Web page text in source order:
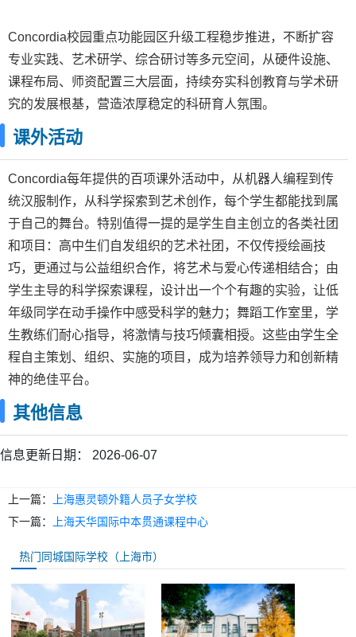
Concordia校园重点功能园区升级工程稳步推进，不断扩容
专业实践、艺术研学、综合研讨等多元空间，从硬件设施、
课程布局、师资配置三大层面，持续夯实科创教育与学术研
究的发展根基，营造浓厚稳定的科研育人氛围。
课外活动
Concordia每年提供的百项课外活动中，从机器人编程到传
统汉服制作，从科学探索到艺术创作，每个学生都能找到属
于自己的舞台。特别值得一提的是学生自主创立的各类社团
和项目：高中生们自发组织的艺术社团，不仅传授绘画技
巧，更通过与公益组织合作，将艺术与爱心传递相结合；由
学生主导的科学探索课程，设计出一个个有趣的实验，让低
年级同学在动手操作中感受科学的魅力；舞蹈工作室里，学
生教练们耐心指导，将激情与技巧倾囊相授。这些由学生全
程自主策划、组织、实施的项目，成为培养领导力和创新精
神的绝佳平台。
其他信息
信息更新日期： 2026-06-07
上一篇：
上海惠灵顿外籍人员子女学校
下一篇：
上海天华国际中本贯通课程中心
热门同城国际学校（上海市）